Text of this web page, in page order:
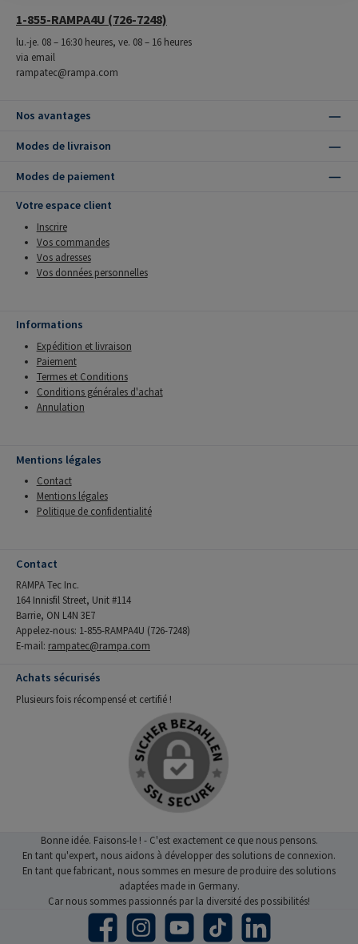
1-855-RAMPA4U (726-7248)
lu.-je. 08 – 16:30 heures, ve. 08 – 16 heures
via email
rampatec@rampa.com
Nos avantages
Modes de livraison
Modes de paiement
Votre espace client
Inscrire
Vos commandes
Vos adresses
Vos données personnelles
Informations
Expédition et livraison
Paiement
Termes et Conditions
Conditions générales d'achat
Annulation
Mentions légales
Contact
Mentions légales
Politique de confidentialité
Contact
RAMPA Tec Inc.
164 Innisfil Street, Unit #114
Barrie, ON L4N 3E7
Appelez-nous: 1-855-RAMPA4U (726-7248)
E-mail: rampatec@rampa.com
Achats sécurisés
Plusieurs fois récompensé et certifié !
Bonne idée. Faisons-le ! - C'est exactement ce que nous pensons.
En tant qu'expert, nous aidons à développer des solutions de connexion.
En tant que fabricant, nous sommes en mesure de produire des solutions
adaptées made in Germany.
Car nous sommes passionnés par la diversité des possibilités!
Facebook Instagram YouTube TikTok LinkedIn